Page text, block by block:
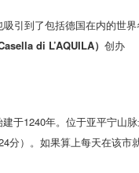
引到了包括德国在内的世
di L’AQUILA） 创办
建于1240年。位于亚平宁山
分）。如果算上每天在该市